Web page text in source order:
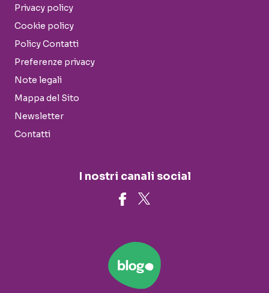
Privacy policy
Cookie policy
Policy Contatti
Preferenze privacy
Note legali
Mappa del Sito
Newsletter
Contatti
I nostri canali social